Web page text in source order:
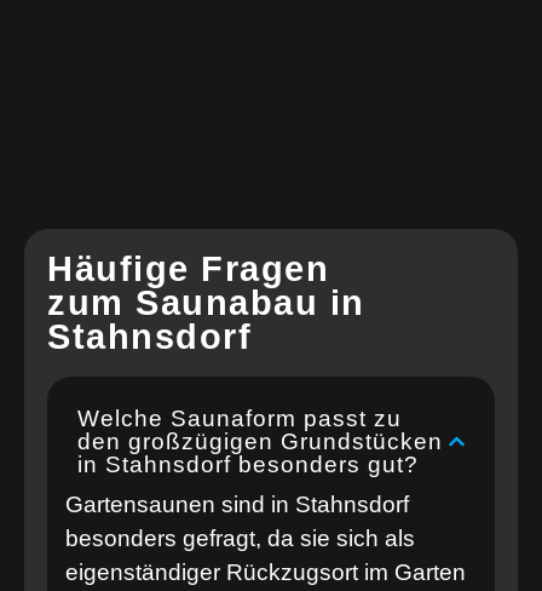
Häufige Fragen
zum Saunabau in
Stahnsdorf
Welche Saunaform passt zu
den großzügigen Grundstücken
in Stahnsdorf besonders gut?
Gartensaunen sind in Stahnsdorf
besonders gefragt, da sie sich als
eigenständiger Rückzugsort im Garten